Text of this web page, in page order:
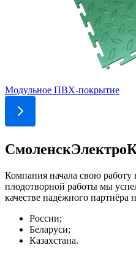
Модульное ПВХ-покрытие
Компания начала свою работу
плодотворной работы мы
качестве надёжного партнёра
России;
Беларуси;
Казахстана.